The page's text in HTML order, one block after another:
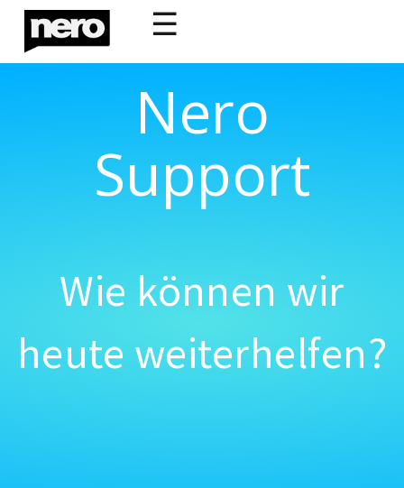
☰
Nero
Support
Wie können wir
heute weiterhelfen?